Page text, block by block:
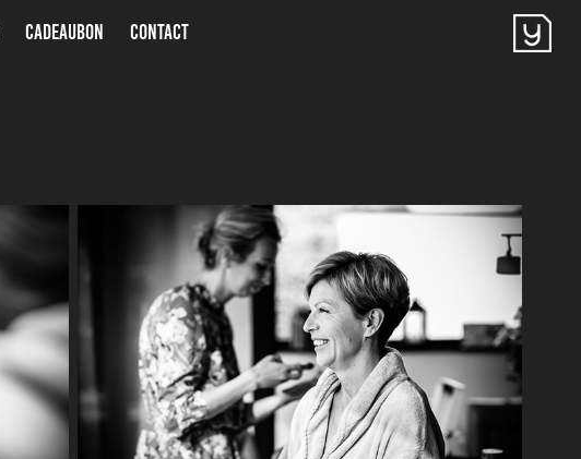
CADEAUBON CONTACT